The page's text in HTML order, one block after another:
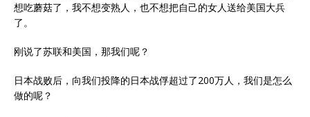
想吃蘑菇了，我不想变熟人，也不想把自己的女人送给美国大兵
了。
刚说了苏联和美国，那我们呢？
日本战败后，向我们投降的日本战俘超过了200万人，我们是怎么
做的呢？